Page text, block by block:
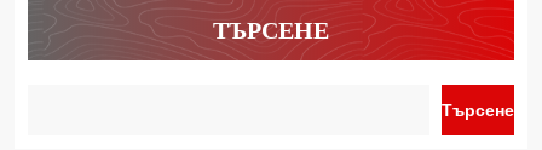
ТЪРСЕНЕ
Търсене